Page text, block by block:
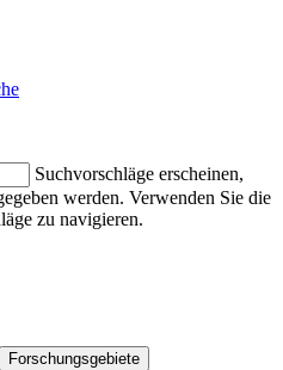
Suchvorschläge erscheinen,
werden. Verwenden Sie die
zu navigieren.
Forschungsgebiete